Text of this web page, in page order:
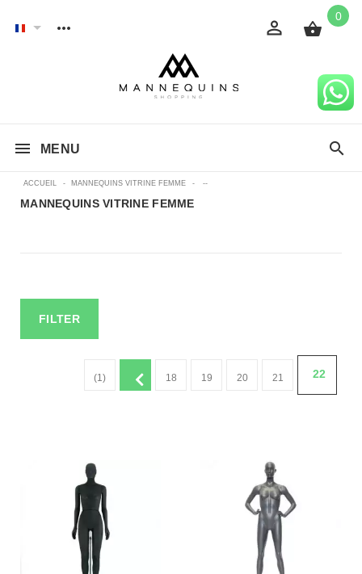
0
MENU
ACCUEIL - MANNEQUINS VITRINE FEMME - --
MANNEQUINS VITRINE FEMME
FILTER
(1) 18 19 20 21 22